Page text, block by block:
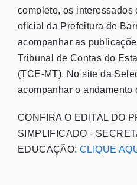
completo, os interessados
oficial da Prefeitura de
acompanhar as
Tribunal de Contas do
(TCE-MT). No site da
acompanhar o andamento
CONFIRA O EDITAL DO
SIMPLIFICADO -
EDUCAÇÃO:CLIQUE